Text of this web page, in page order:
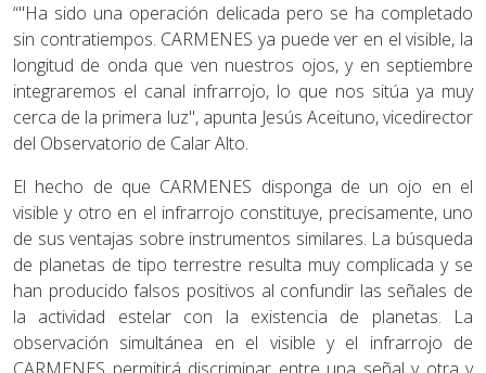
“"Ha sido una operación delicada pero se ha completado
sin contratiempos. CARMENES ya puede ver en el visible, la
longitud de onda que ven nuestros ojos, y en septiembre
integraremos el canal infrarrojo, lo que nos sitúa ya muy
cerca de la primera luz", apunta Jesús Aceituno, vicedirector
del Observatorio de Calar Alto.
El hecho de que CARMENES disponga de un ojo en el
visible y otro en el infrarrojo constituye, precisamente, uno
de sus ventajas sobre instrumentos similares. La búsqueda
de planetas de tipo terrestre resulta muy complicada y se
han producido falsos positivos al confundir las señales de
la actividad estelar con la existencia de planetas. La
observación simultánea en el visible y el infrarrojo de